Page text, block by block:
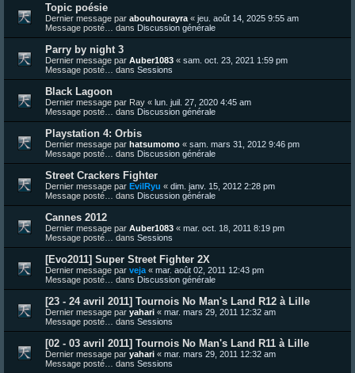
Topic poésie
Dernier message par abouhourayra « jeu. août 14, 2025 9:55 am
Message posté… dans Discussion générale
Parry by night 3
Dernier message par Auber1083 « sam. oct. 23, 2021 1:59 pm
Message posté… dans Sessions
Black Lagoon
Dernier message par Ray « lun. juil. 27, 2020 4:45 am
Message posté… dans Discussion générale
Playstation 4: Orbis
Dernier message par hatsumomo « sam. mars 31, 2012 9:46 pm
Message posté… dans Discussion générale
Street Crackers Fighter
Dernier message par EvilRyu « dim. janv. 15, 2012 2:28 pm
Message posté… dans Discussion générale
Cannes 2012
Dernier message par Auber1083 « mar. oct. 18, 2011 8:19 pm
Message posté… dans Sessions
[Evo2011] Super Street Fighter 2X
Dernier message par veja « mar. août 02, 2011 12:43 pm
Message posté… dans Discussion générale
[23 - 24 avril 2011] Tournois No Man's Land R12 à Lille
Dernier message par yahari « mar. mars 29, 2011 12:32 am
Message posté… dans Sessions
[02 - 03 avril 2011] Tournois No Man's Land R11 à Lille
Dernier message par yahari « mar. mars 29, 2011 12:32 am
Message posté… dans Sessions